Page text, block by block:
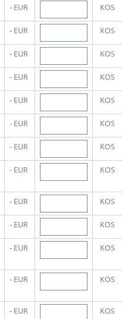
- EUR KOS
- EUR KOS
- EUR KOS
- EUR KOS
- EUR KOS
- EUR KOS
- EUR KOS
- EUR KOS
- EUR KOS
- EUR KOS
- EUR KOS
- EUR KOS
- EUR KOS